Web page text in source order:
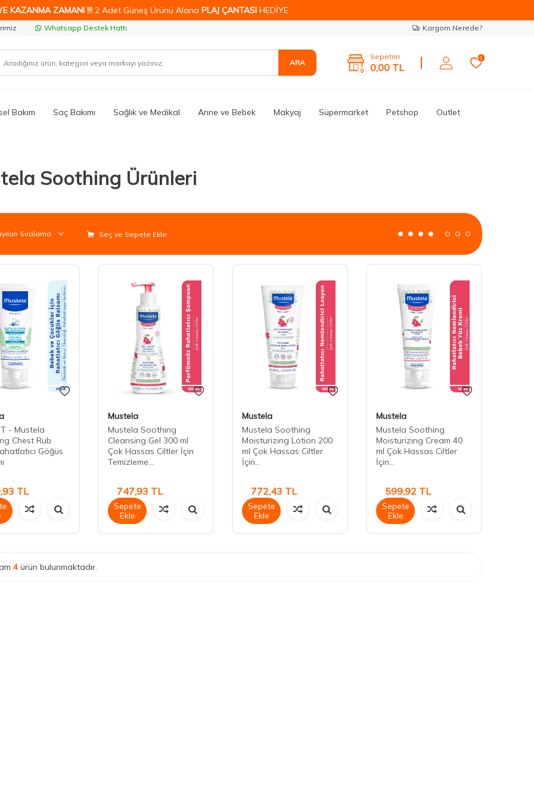
KAZANMA ZAMANI !!! 2 Adet Güneş Ürünü Alana PLAJ ÇANTASI HEDİYE
Whatsapp Destek Hattı Kargom Nerede?
ARA
0
Sepetim
0,00 TL
0
Bakım Saç Bakımı Sağlık ve Medikal Anne ve Bebek Makyaj Süpermarket Petshop Outlet
Soothing Ürünleri
Seç ve Sepete Ekle
- Mustela
Chest Rub
Göğüs
TL
Mustela
Mustela Soothing
Cleansing Gel 300 ml
Çok Hassas Ciltler İçin
Temizleme...
747,93 TL
Sepete
Ekle
Mustela
Mustela Soothing
Moisturizing Lotion 200
ml Çok Hassas Ciltler
İçin...
772,43 TL
Sepete
Ekle
Mustela
Mustela Soothing
Moisturizing Cream 40
ml Çok Hassas Ciltler
İçin...
599,92 TL
Sepete
Ekle
4 ürün bulunmaktadır.